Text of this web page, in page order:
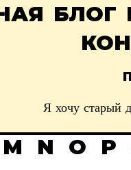
БЛОГ
Я хочу старый
M N O P